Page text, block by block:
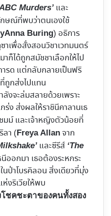
Murders’ และ
ณ์ที่พบว่าตนเองใช้
Buring) อธิการ
าเพื่อสั่งสอนวิชาเวทมนตร์
ก็ได้ถูกสมัชชาเลือกให้ไป
รด แต่กลับกลายเป็นฟริ
ถูกส่งไปแทน
งจะล่มสลายด้วยเพราะ
ง ส่งผลให้ราชินีคาลานเธ
มม์ และเจ้าหญิงตัวน้อยที่
ลา (Freya Allan จาก
และซีรีส์ ‘The
ออกมา เธอต้องระหกระ
นป่าโบรคิลอน สิ่งเดียวที่มุ่ง
งริเวียให้พบ
ชคชะตาของคนทั้งสอง